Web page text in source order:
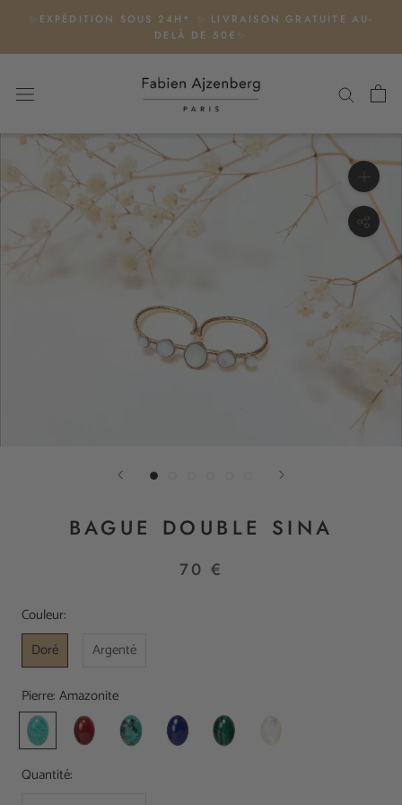
contenu
✨EXPÉDITION SOUS 24H* ✨ LIVRAISON GRATUITE AU-
DELÀ DE 50€✨
BAGUE DOUBLE SINA
70 €
Couleur:
Doré
Argenté
Pierre: Amazonite
AmazoniteCornaline Jaspe
Africain
Lapis
Lazuli
Malachite
Quantité: